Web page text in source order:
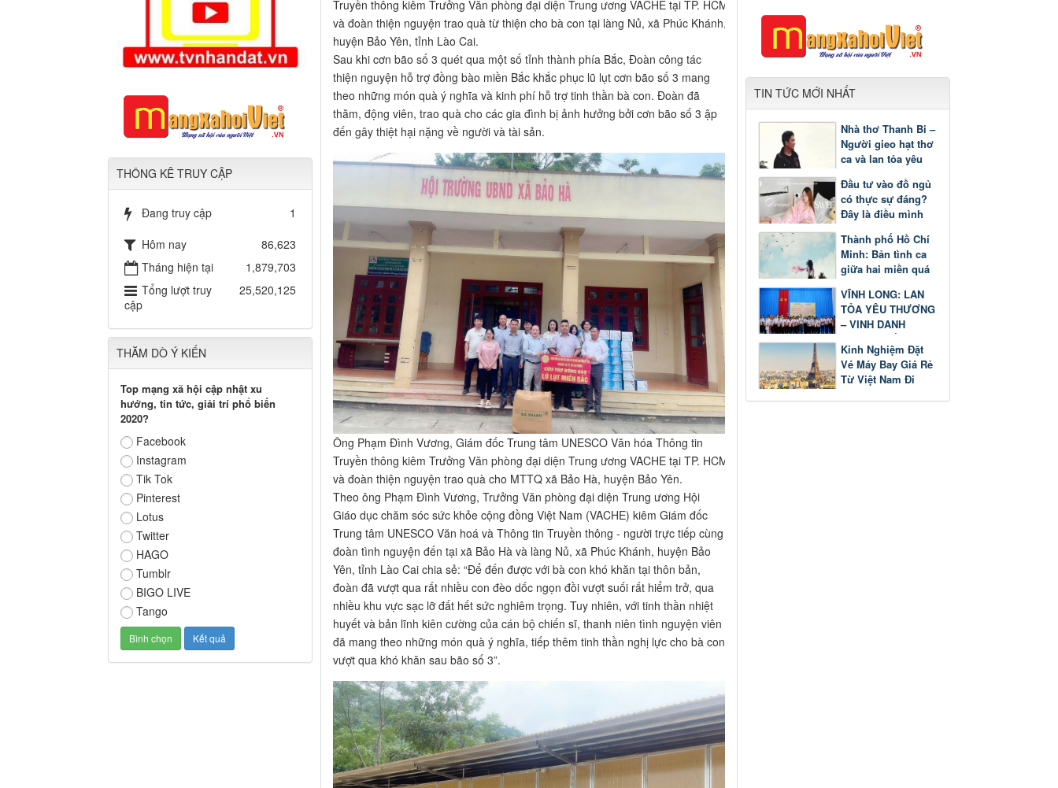
Truyền thông kiêm Trưởng Văn phòng đại diện Trung ương VACHE tại TP. HCM
và đoàn thiện nguyện trao quà từ thiện cho bà con tại làng Nủ, xã Phúc Khánh,
huyện Bảo Yên, tỉnh Lào Cai.
Sau khi cơn bão số 3 quét qua một số tỉnh thành phía Bắc, Đoàn công tác
thiện nguyện hỗ trợ đồng bào miền Bắc khắc phục lũ lụt cơn bão số 3 mang
theo những món quà ý nghĩa và kinh phí hỗ trợ tinh thần bà con. Đoàn đã
thăm, động viên, trao quà cho các gia đình bị ảnh hưởng bởi cơn bão số 3 ập
đến gây thiệt hại nặng về người và tài sản.
Ông Phạm Đình Vương, Giám đốc Trung tâm UNESCO Văn hóa Thông tin
Truyền thông kiêm Trưởng Văn phòng đại diện Trung ương VACHE tại TP. HCM
và đoàn thiện nguyện trao quà cho MTTQ xã Bảo Hà, huyện Bảo Yên.
Theo ông Phạm Đình Vương, Trưởng Văn phòng đại diện Trung ương Hội
Giáo dục chăm sóc sức khỏe cộng đồng Việt Nam (VACHE) kiêm Giám đốc
Trung tâm UNESCO Văn hoá và Thông tin Truyền thông - người trực tiếp cùng
đoàn tình nguyện đến tại xã Bảo Hà và làng Nủ, xã Phúc Khánh, huyện Bảo
Yên, tỉnh Lào Cai chia sẻ: “Để đến được với bà con khó khăn tại thôn bản,
đoàn đã vượt qua rất nhiều con đèo dốc ngọn đồi vượt suối rất hiểm trở, qua
nhiều khu vực sạc lỡ đất hết sức nghiêm trọng. Tuy nhiên, với tinh thần nhiệt
huyết và bản lĩnh kiên cường của cán bộ chiến sĩ, thanh niên tình nguyện viên
đã mang theo những món quà ý nghĩa, tiếp thêm tinh thần nghị lực cho bà con
vượt qua khó khăn sau bão số 3”.
TIN TỨC MỚI NHẤT
Nhà thơ Thanh Bi –
Người gieo hạt thơ
ca và lan tỏa yêu
Đầu tư vào đồ ngủ
có thực sự đáng?
Đây là điều mình
thời gian
Thành phố Hồ Chí
Minh: Bản tình ca
giữa hai miền quá
VĨNH LONG: LAN
TỎA YÊU THƯƠNG
– VINH DANH
GƯƠNG SÁNG
HỌC TẬP
Kinh Nghiệm Đặt
Vé Máy Bay Giá Rẻ
Từ Việt Nam Đi
THÔNG KÊ TRUY CẬP
Đang truy cập
1
Hôm nay
86,623
Tháng hiện tại
1,879,703
Tổng lượt truy
cập
25,520,125
THĂM DÒ Ý KIẾN
Top mạng xã hội cập nhật xu
hướng, tin tức, giải trí phổ biến
2020?
Facebook
Instagram
Tik Tok
Pinterest
Lotus
Twitter
HAGO
Tumblr
BIGO LIVE
Tango